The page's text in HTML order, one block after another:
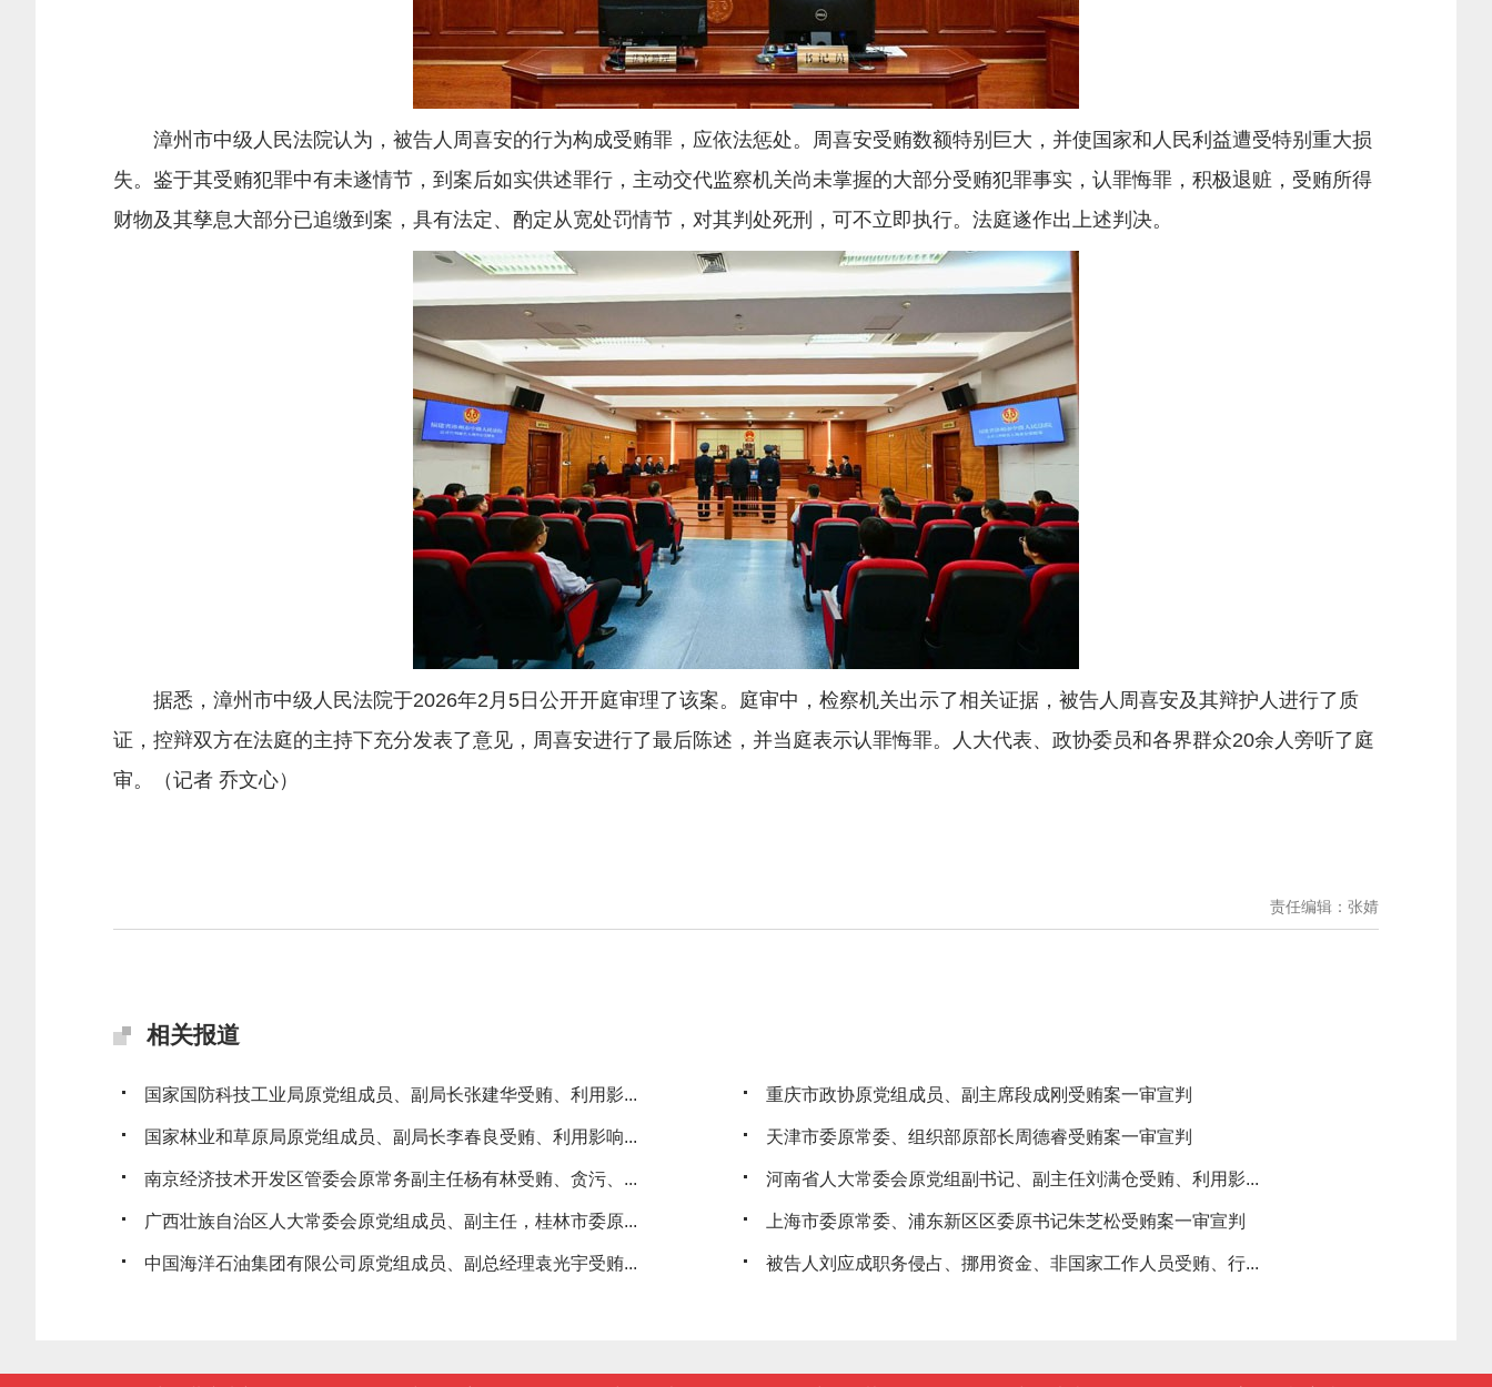
漳州市中级人民法院认为，被告人周喜安的行为构成受贿罪，应依法惩处。周喜安受贿数额特别巨大，并使国家和人民利益遭受特别重大损
失。鉴于其受贿犯罪中有未遂情节，到案后如实供述罪行，主动交代监察机关尚未掌握的大部分受贿犯罪事实，认罪悔罪，积极退赃，受贿所得
财物及其孳息大部分已追缴到案，具有法定、酌定从宽处罚情节，对其判处死刑，可不立即执行。法庭遂作出上述判决。
据悉，漳州市中级人民法院于2026年2月5日公开开庭审理了该案。庭审中，检察机关出示了相关证据，被告人周喜安及其辩护人进行了质
证，控辩双方在法庭的主持下充分发表了意见，周喜安进行了最后陈述，并当庭表示认罪悔罪。人大代表、政协委员和各界群众20余人旁听了庭
审。（记者 乔文心）
责任编辑：张婧
相关报道
国家国防科技工业局原党组成员、副局长张建华受贿、利用影... 重庆市政协原党组成员、副主席段成刚受贿案一审宣判
国家林业和草原局原党组成员、副局长李春良受贿、利用影响... 天津市委原常委、组织部原部长周德睿受贿案一审宣判
南京经济技术开发区管委会原常务副主任杨有林受贿、贪污、... 河南省人大常委会原党组副书记、副主任刘满仓受贿、利用影...
广西壮族自治区人大常委会原党组成员、副主任，桂林市委原... 上海市委原常委、浦东新区区委原书记朱芝松受贿案一审宣判
中国海洋石油集团有限公司原党组成员、副总经理袁光宇受贿... 被告人刘应成职务侵占、挪用资金、非国家工作人员受贿、行...